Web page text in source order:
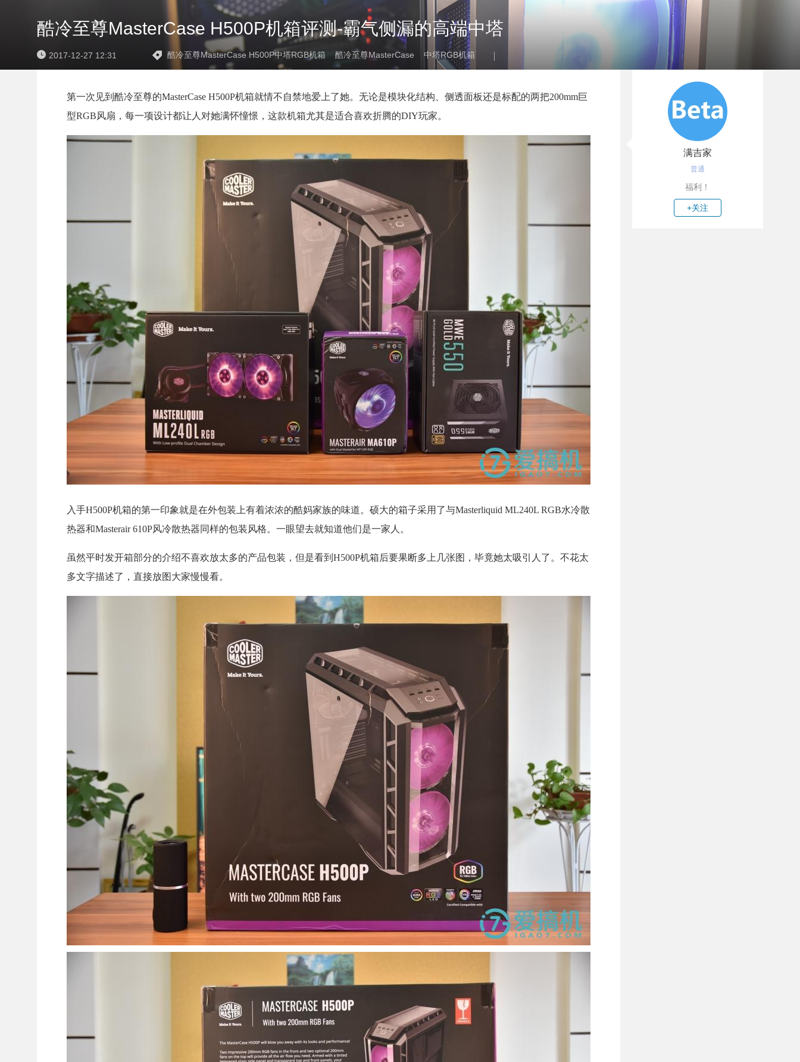
酷冷至尊MasterCase H500P机箱评测-霸气侧漏的高端中塔
2017-12-27 12:31 酷冷至尊MasterCase H500P中塔RGB机箱 酷冷至尊MasterCase 中塔RGB机箱
第一次见到酷冷至尊的MasterCase H500P机箱就情不自禁地爱上了她。无论是模块化结构、侧透面板还是标配的两把200mm巨
型RGB风扇，每一项设计都让人对她满怀憧憬，这款机箱尤其是适合喜欢折腾的DIY玩家。
入手H500P机箱的第一印象就是在外包装上有着浓浓的酷妈家族的味道。硕大的箱子采用了与Masterliquid ML240L RGB水冷散
热器和Masterair 610P风冷散热器同样的包装风格。一眼望去就知道他们是一家人。
虽然平时发开箱部分的介绍不喜欢放太多的产品包装，但是看到H500P机箱后要果断多上几张图，毕竟她太吸引人了。不花太
多文字描述了，直接放图大家慢慢看。
满吉家
普通
福利！
+关注